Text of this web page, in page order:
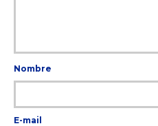
Nombre
E-mail